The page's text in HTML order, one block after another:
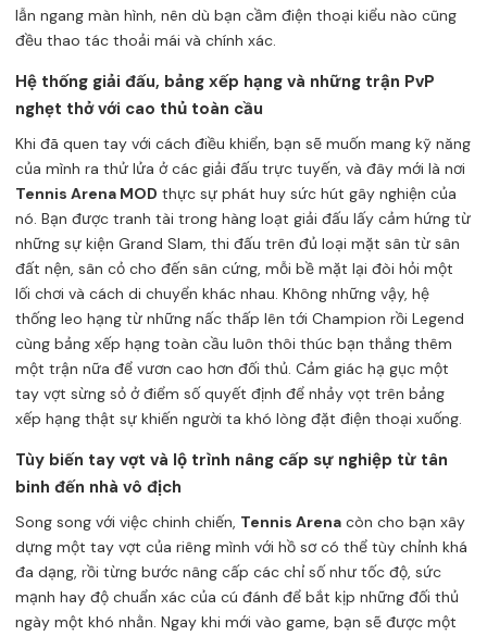
lẫn ngang màn hình, nên dù bạn cầm điện thoại kiểu nào cũng
đều thao tác thoải mái và chính xác.
Hệ thống giải đấu, bảng xếp hạng và những trận PvP
nghẹt thở với cao thủ toàn cầu
Khi đã quen tay với cách điều khiển, bạn sẽ muốn mang kỹ năng
của mình ra thử lửa ở các giải đấu trực tuyến, và đây mới là nơi
Tennis Arena MOD thực sự phát huy sức hút gây nghiện của
nó. Bạn được tranh tài trong hàng loạt giải đấu lấy cảm hứng từ
những sự kiện Grand Slam, thi đấu trên đủ loại mặt sân từ sân
đất nện, sân cỏ cho đến sân cứng, mỗi bề mặt lại đòi hỏi một
lối chơi và cách di chuyển khác nhau. Không những vậy, hệ
thống leo hạng từ những nấc thấp lên tới Champion rồi Legend
cùng bảng xếp hạng toàn cầu luôn thôi thúc bạn thắng thêm
một trận nữa để vươn cao hơn đối thủ. Cảm giác hạ gục một
tay vợt sừng sỏ ở điểm số quyết định để nhảy vọt trên bảng
xếp hạng thật sự khiến người ta khó lòng đặt điện thoại xuống.
Tùy biến tay vợt và lộ trình nâng cấp sự nghiệp từ tân
binh đến nhà vô địch
Song song với việc chinh chiến, Tennis Arena còn cho bạn xây
dựng một tay vợt của riêng mình với hồ sơ có thể tùy chỉnh khá
đa dạng, rồi từng bước nâng cấp các chỉ số như tốc độ, sức
mạnh hay độ chuẩn xác của cú đánh để bắt kịp những đối thủ
ngày một khó nhằn. Ngay khi mới vào game, bạn sẽ được một